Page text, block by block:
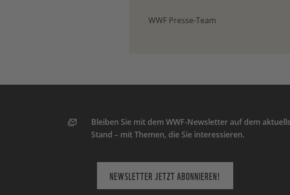
WWF Presse-Team
Bleiben Sie mit dem WWF-Newsletter auf dem
Stand – mit Themen, die Sie interessieren.
NEWSLETTER JETZT ABONNIEREN!